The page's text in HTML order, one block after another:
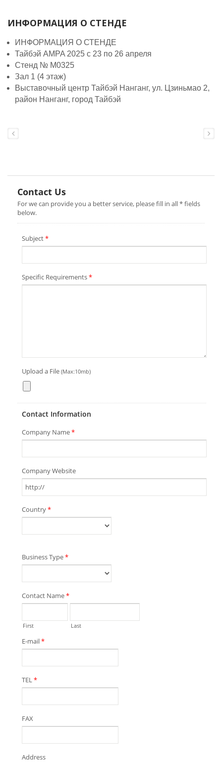
ИНФОРМАЦИЯ О СТЕНДЕ
ИНФОРМАЦИЯ О СТЕНДЕ
Тайбэй AMPA 2025 с 23 по 26 апреля
Стенд № M0325
Зал 1 (4 этаж)
Выставочный центр Тайбэй Нанганг, ул. Цзиньмао 2,
район Нанганг, город Тайбэй